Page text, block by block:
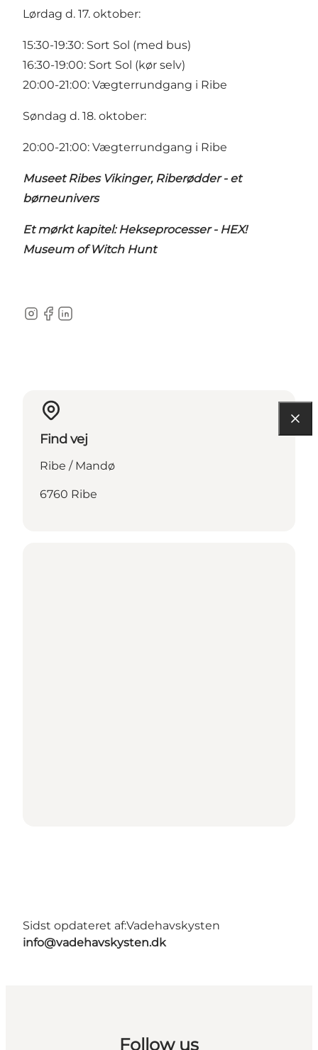
Lørdag d. 17. oktober:
15:30-19:30: Sort Sol (med bus)
16:30-19:00: Sort Sol (kør selv)
20:00-21:00: Vægterrundgang i Ribe
Søndag d. 18. oktober:
20:00-21:00: Vægterrundgang i Ribe
Museet Ribes Vikinger, Riberødder - et
børneunivers
Et mørkt kapitel: Hekseprocesser - HEX!
Museum of Witch Hunt
Instagram
Facebook
LinkedIn
Find vej
Ribe / Mandø
6760 Ribe
Sidst opdateret af:Vadehavskysten
info@vadehavskysten.dk
Follow us